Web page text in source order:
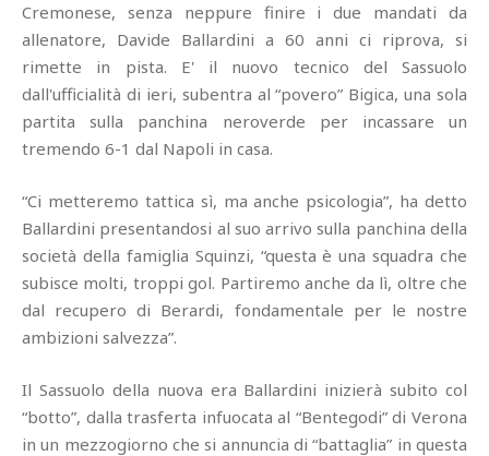
Cremonese, senza neppure finire i due mandati da
allenatore, Davide Ballardini a 60 anni ci riprova, si
rimette in pista. E' il nuovo tecnico del Sassuolo
dall'ufficialità di ieri, subentra al “povero” Bigica, una sola
partita sulla panchina neroverde per incassare un
tremendo 6-1 dal Napoli in casa.
“Ci metteremo tattica sì, ma anche psicologia”, ha detto
Ballardini presentandosi al suo arrivo sulla panchina della
società della famiglia Squinzi, “questa è una squadra che
subisce molti, troppi gol. Partiremo anche da lì, oltre che
dal recupero di Berardi, fondamentale per le nostre
ambizioni salvezza”.
Il Sassuolo della nuova era Ballardini inizierà subito col
“botto”, dalla trasferta infuocata al “Bentegodi” di Verona
in un mezzogiorno che si annuncia di “battaglia” in questa